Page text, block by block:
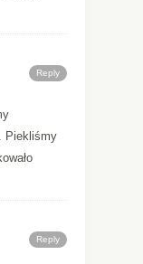
Reply
Piekliśmy
Reply